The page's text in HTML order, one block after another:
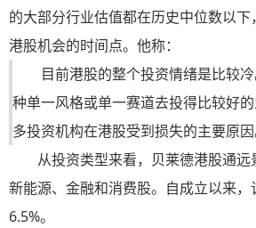
的大部分行业估值都在历史中位数以
港股机会的时间点。他称：
目前港股的整个投资情绪是比较
种单一风格或单一赛道去投得比较好
多投资机构在港股受到损失的主要原因
从投资类型来看，贝莱德港股通
新能源、金融和消费股。自成立以来，
6.5%。